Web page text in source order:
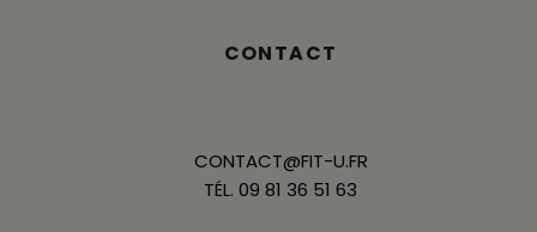
CONTACT
CONTACT@FIT-U.FR
TÉL. 09 81 36 51 63